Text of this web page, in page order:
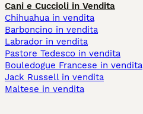
Cani e Cuccioli in Vendita
Chihuahua in vendita
Barboncino in vendita
Labrador in vendita
Pastore Tedesco in vendita
Bouledogue Francese in vendita
Jack Russell in vendita
Maltese in vendita